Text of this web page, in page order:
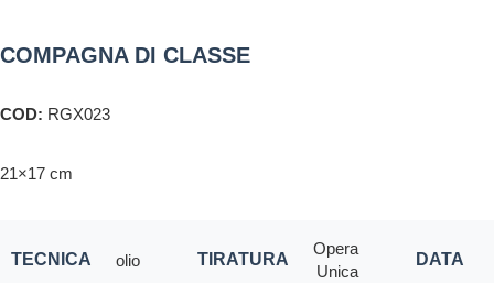
COMPAGNA DI CLASSE
COD: RGX023
21×17 cm
TECNICA olio TIRATURA
Opera
Unica
DATA